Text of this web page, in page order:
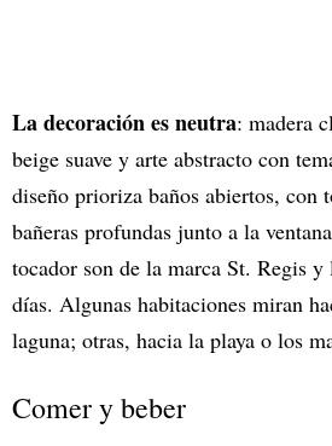
La decoración es neutra: madera
beige suave y arte abstracto con
diseño prioriza baños abiertos, con
bañeras profundas junto a la
tocador son de la marca St. Regis
días. Algunas habitaciones miran
laguna; otras, hacia la playa o los
Comer y beber